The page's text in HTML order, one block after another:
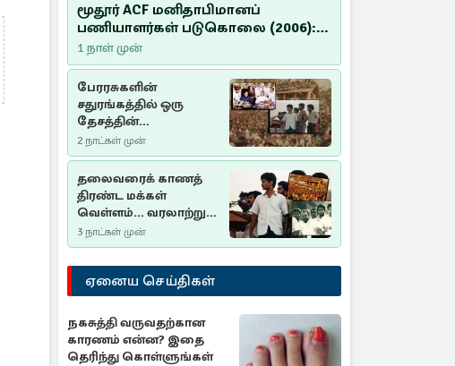
மூதூர் ACF மனிதாபிமானப்
பணியாளர்கள் படுகொலை (2006):
20 ஆண்டுகளாகியும் நீதி
மறுக்கப்பட்ட மனிதாபிமானப்
பேரவலம்
1 நாள் முன்
பேரரசுகளின்
சதுரங்கத்தில் ஒரு
தேசத்தின்
தீர்க்கதரிசனம் :
சுதுமலை பிரகடனம்
ஒரு வரலாற்றுப் பாடம்
2 நாட்கள் முன்
தலைவரைக் காணத்
திரண்ட மக்கள்
வெள்ளம்... வரலாற்றுச்
சிறப்புமிக்க சுதுமலைப்
பிரகடனம்…
3 நாட்கள் முன்
ஏனைய செய்திகள்
நகசுத்தி வருவதற்கான
காரணம் என்ன? இதை
தெரிந்து கொள்ளுங்கள்